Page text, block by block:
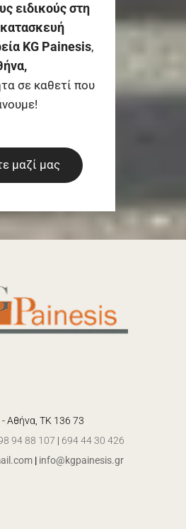
ειδικούς στη
KG Painesis,
σε καθετί που
μαζί μας
Αθήνα, ΤΚ 136 73
94 88 107 | 694 44 30 426
| info@kgpainesis.gr